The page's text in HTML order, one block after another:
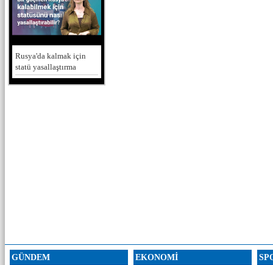
Rusya'da kalmak için
statü yasallaştırma
GÜNDEM EKONOMİ